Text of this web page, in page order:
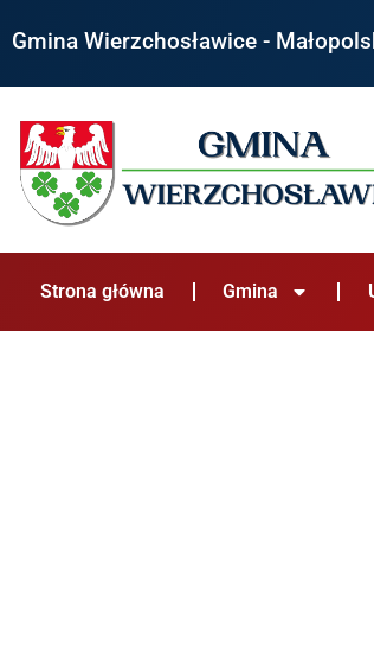
treści
Gmina Wierzchosławice -
Strona główna Gmina